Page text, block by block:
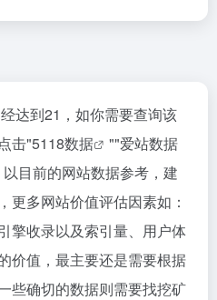
达到21，如你需要查询该
击"5118数据 ""爱站数据
目前的网站数据参考，建
更多网站价值评估因素如：
擎收录以及索引量、用户体
价值，最主要还是需要根据
些确切的数据则需要找挖矿